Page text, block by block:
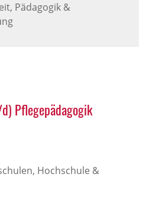
Pädagogik &
Pflegepädagogik
Hochschule &